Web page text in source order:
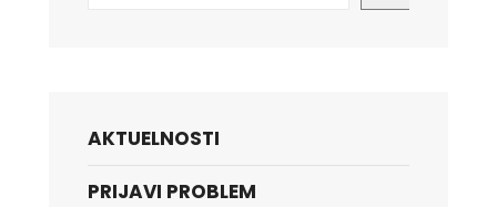
AKTUELNOSTI
PRIJAVI PROBLEM